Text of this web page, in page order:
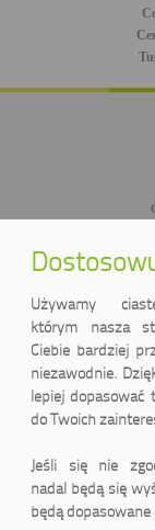
Używamy
którym nasza
Ciebie bardziej
niezawodnie.
lepiej dopasować
do Twoich
Jeśli się nie
nadal będą się
będą dopasowane